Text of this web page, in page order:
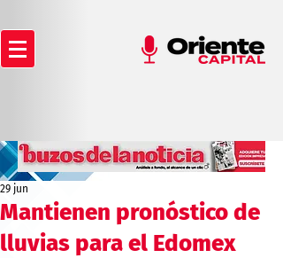
Mantienen pronóstico de
lluvias para el Edomex
29 jun